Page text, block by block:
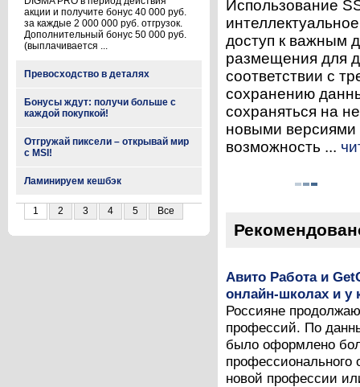
акции и получите бонус 40 000 руб.
за каждые 2 000 000 руб. отгрузок.
Дополнительный бонус 50 000 руб.
(выплачивается ...
Превосходство в деталях
Бонусы ждут: получи больше с
каждой покупкой!
Отгружай пиксели – открывай мир
с MSI!
Ламинируем кешбэк
1 2 3 4 5 Все
Использование
доступ к важным
размещения для
соответствии с
сохранению
сохраняться на
новыми версиями
возможность ...
Авито Работа и
онлайн-школах и у
Россияне
профессий. По
было оформлено
профессионального
новой профессии